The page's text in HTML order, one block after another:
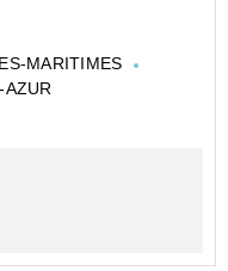
MARITIMES
AZUR